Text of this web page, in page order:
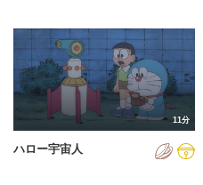
11分
ハロー宇宙人